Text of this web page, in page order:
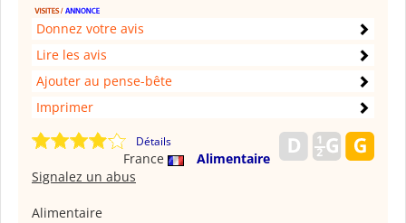
Donnez votre avis
Lire les avis
Ajouter au pense-bête
Imprimer
Détails
France
Alimentaire
Signalez un abus
Alimentaire